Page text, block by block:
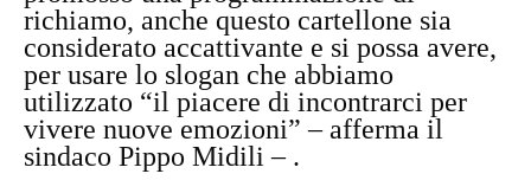
richiamo, anche questo cartellone sia
considerato accattivante e si possa avere,
per usare lo slogan che abbiamo
utilizzato “il piacere di incontrarci per
vivere nuove emozioni” – afferma il
sindaco Pippo Midili – .